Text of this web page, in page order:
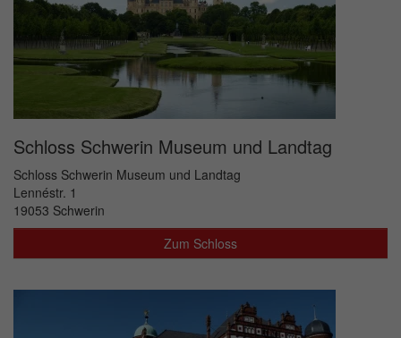
Schloss Schwerin Museum und Landtag
Schloss Schwerin Museum und Landtag
Lennéstr. 1
19053 Schwerin
Zum Schloss